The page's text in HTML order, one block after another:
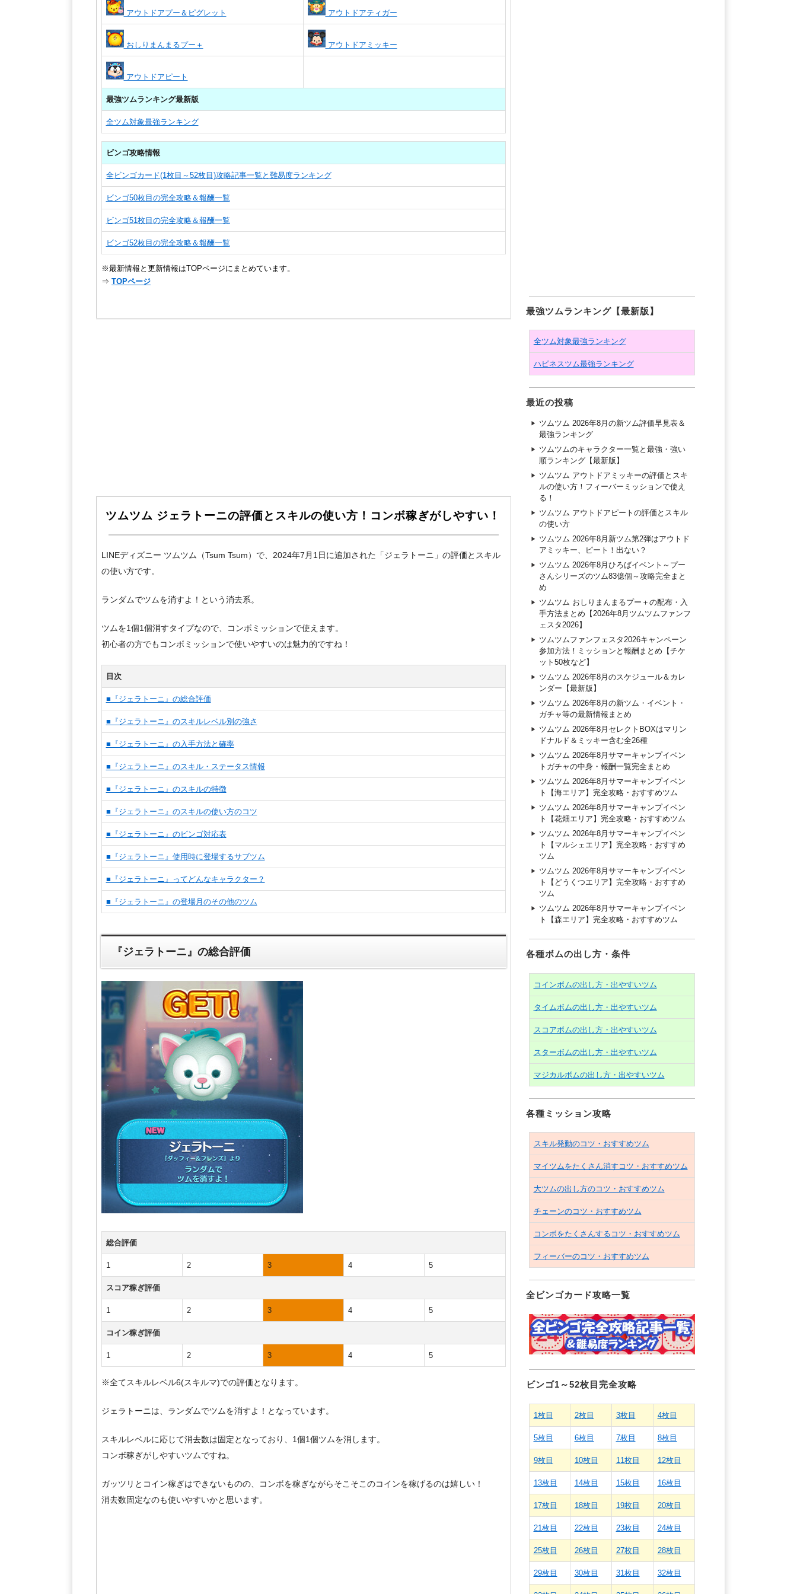
アウトドアプー＆ピグレット アウトドアティガー
おしりまんまるプー＋ アウトドアミッキー
アウトドアピート
最強ツムランキング最新版
全ツム対象最強ランキング
ビンゴ攻略情報
全ビンゴカード(1枚目～52枚目)攻略記事一覧と難易度ランキング
ビンゴ50枚目の完全攻略＆報酬一覧
ビンゴ51枚目の完全攻略＆報酬一覧
ビンゴ52枚目の完全攻略＆報酬一覧
※最新情報と更新情報はTOPページにまとめています。
⇒ TOPページ
ツムツム ジェラトーニの評価とスキルの使い方！コンボ稼ぎがしやすい！
LINEディズニー ツムツム（Tsum Tsum）で、2024年7月1日に追加された「ジェラトーニ」の評価とスキル
の使い方です。
ランダムでツムを消すよ！という消去系。
ツムを1個1個消すタイプなので、コンボミッションで使えます。
初心者の方でもコンボミッションで使いやすいのは魅力的ですね！
目次
■『ジェラトーニ』の総合評価
■『ジェラトーニ』のスキルレベル別の強さ
■『ジェラトーニ』の入手方法と確率
■『ジェラトーニ』のスキル・ステータス情報
■『ジェラトーニ』のスキルの特徴
■『ジェラトーニ』のスキルの使い方のコツ
■『ジェラトーニ』のビンゴ対応表
■『ジェラトーニ』使用時に登場するサブツム
■『ジェラトーニ』ってどんなキャラクター？
■『ジェラトーニ』の登場月のその他のツム
『ジェラトーニ』の総合評価
総合評価
1 2 3 4 5
スコア稼ぎ評価
1 2 3 4 5
コイン稼ぎ評価
1 2 3 4 5
※全てスキルレベル6(スキルマ)での評価となります。
ジェラトーニは、ランダムでツムを消すよ！となっています。
スキルレベルに応じて消去数は固定となっており、1個1個ツムを消します。
コンボ稼ぎがしやすいツムですね。
ガッツリとコイン稼ぎはできないものの、コンボを稼ぎながらそこそこのコインを稼げるのは嬉しい！
消去数固定なのも使いやすいかと思います。
最強ツムランキング【最新版】
全ツム対象最強ランキング
ハピネスツム最強ランキング
最近の投稿
ツムツム 2026年8月の新ツム評価早見表＆
最強ランキング
ツムツムのキャラクター一覧と最強・強い
順ランキング【最新版】
ツムツム アウトドアミッキーの評価とスキ
ルの使い方！フィーバーミッションで使え
る！
ツムツム アウトドアピートの評価とスキル
の使い方
ツムツム 2026年8月新ツム第2弾はアウトド
アミッキー、ピート！出ない？
ツムツム 2026年8月ひろばイベント～プー
さんシリーズのツム83億個～攻略完全まと
め
ツムツム おしりまんまるプー＋の配布・入
手方法まとめ【2026年8月ツムツムファンフ
ェスタ2026】
ツムツムファンフェスタ2026キャンペーン
参加方法！ミッションと報酬まとめ【チケ
ット50枚など】
ツムツム 2026年8月のスケジュール＆カレ
ンダー【最新版】
ツムツム 2026年8月の新ツム・イベント・
ガチャ等の最新情報まとめ
ツムツム 2026年8月セレクトBOXはマリン
ドナルド＆ミッキー含む全26種
ツムツム 2026年8月サマーキャンプイベン
トガチャの中身・報酬一覧完全まとめ
ツムツム 2026年8月サマーキャンプイベン
ト【海エリア】完全攻略・おすすめツム
ツムツム 2026年8月サマーキャンプイベン
ト【花畑エリア】完全攻略・おすすめツム
ツムツム 2026年8月サマーキャンプイベン
ト【マルシェエリア】完全攻略・おすすめ
ツム
ツムツム 2026年8月サマーキャンプイベン
ト【どうくつエリア】完全攻略・おすすめ
ツム
ツムツム 2026年8月サマーキャンプイベン
ト【森エリア】完全攻略・おすすめツム
各種ボムの出し方・条件
コインボムの出し方・出やすいツム
タイムボムの出し方・出やすいツム
スコアボムの出し方・出やすいツム
スターボムの出し方・出やすいツム
マジカルボムの出し方・出やすいツム
各種ミッション攻略
スキル発動のコツ・おすすめツム
マイツムをたくさん消すコツ・おすすめツム
大ツムの出し方のコツ・おすすめツム
チェーンのコツ・おすすめツム
コンボをたくさんするコツ・おすすめツム
フィーバーのコツ・おすすめツム
全ビンゴカード攻略一覧
ビンゴ1～52枚目完全攻略
1枚目 2枚目 3枚目 4枚目
5枚目 6枚目 7枚目 8枚目
9枚目 10枚目 11枚目 12枚目
13枚目 14枚目 15枚目 16枚目
17枚目 18枚目 19枚目 20枚目
21枚目 22枚目 23枚目 24枚目
25枚目 26枚目 27枚目 28枚目
29枚目 30枚目 31枚目 32枚目